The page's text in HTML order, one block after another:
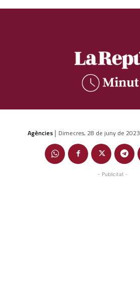
Agències | Dimecres, 28 de juny de 2023
- Publicitat -